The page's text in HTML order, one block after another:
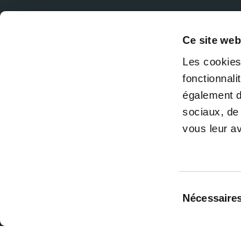
Ce site
Les
également
sociaux,
vous leur